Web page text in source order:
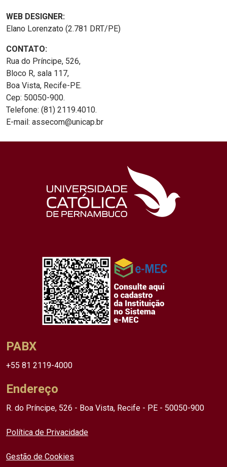
WEB DESIGNER:
Elano Lorenzato (2.781 DRT/PE)
CONTATO:
Rua do Príncipe, 526,
Bloco R, sala 117,
Boa Vista, Recife-PE.
Cep: 50050-900.
Telefone: (81) 2119.4010.
E-mail: assecom@unicap.br
PABX
+55 81 2119-4000
Endereço
R. do Príncipe, 526 - Boa Vista, Recife - PE - 50050-900
Política de Privacidade
Gestão de Cookies